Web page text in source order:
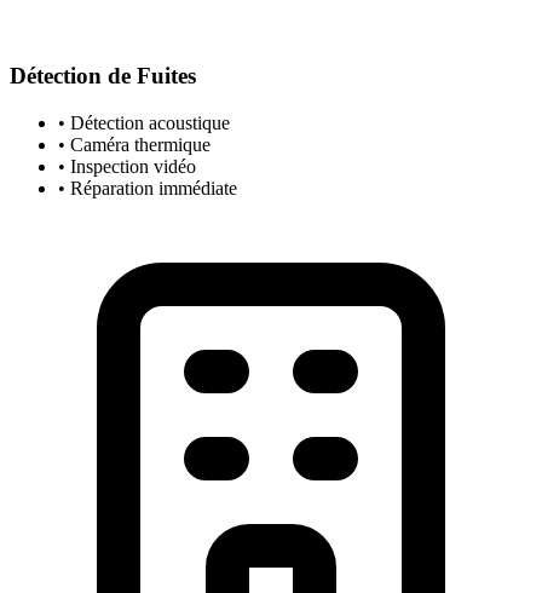
Détection de Fuites
• Détection acoustique
• Caméra thermique
• Inspection vidéo
• Réparation immédiate